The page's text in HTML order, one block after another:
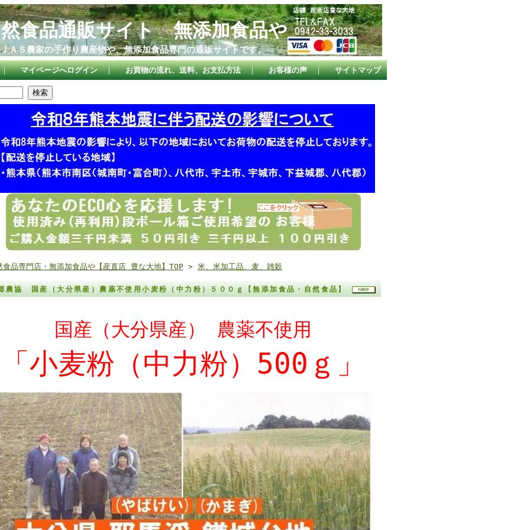
食品通販サイト 無添加食品や
ＡＳ農家の手作り農産物や、無添加食品専門の通販サイトです。
マイページへログイン ｜ お買物の流れ、送料、お支払方法 ｜ お客様の声 ｜ サイトマップ
食品専門店・無添加食品や【産直店 豊な大地】TOP > 米、米加工品、麦、雑穀
農協 国産（大分県産）農薬不使用小麦粉（中力粉）５００ｇ【無添加食品・自然食品】
国産（大分県産） 農薬不使用
「小麦粉（中力粉）500ｇ」